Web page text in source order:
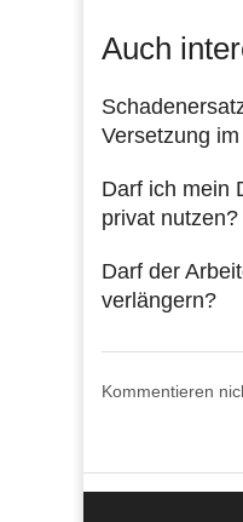
Auch
Versetzung
Darf ich mein
privat nutzen?
Darf der
verlängern?
Kommentieren